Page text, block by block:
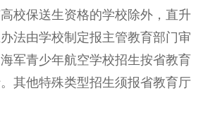
校保送生资格的学校除外，直升
法由学校制定报主管教育部门审
军青少年航空学校招生按省教育
其他特殊类型招生须报省教育厅